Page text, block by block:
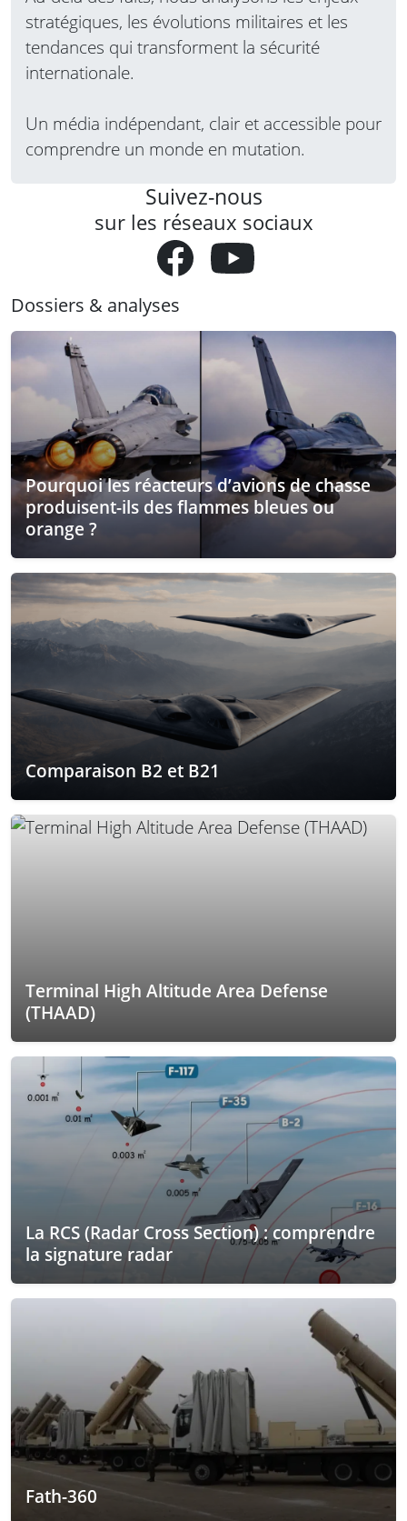
stratégiques, les évolutions militaires et les
tendances qui transforment la sécurité
internationale.
Un média indépendant, clair et accessible pour
comprendre un monde en mutation.
Suivez-nous
sur les réseaux sociaux
Dossiers & analyses
Pourquoi les réacteurs d’avions de chasse
produisent-ils des flammes bleues ou
orange ?
Comparaison B2 et B21
Terminal High Altitude Area Defense
(THAAD)
La RCS (Radar Cross Section) : comprendre
la signature radar
Fath-360